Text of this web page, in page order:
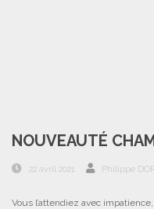
NOUVEAUTÉ
22 avril 2021 Philippe
Vous l’attendiez avec